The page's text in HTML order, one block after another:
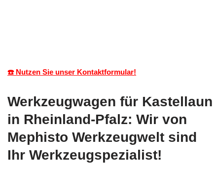
☎️ Nutzen Sie unser Kontaktformular!
Werkzeugwagen für Kastellaun
in Rheinland-Pfalz: Wir von
Mephisto Werkzeugwelt sind
Ihr Werkzeugspezialist!